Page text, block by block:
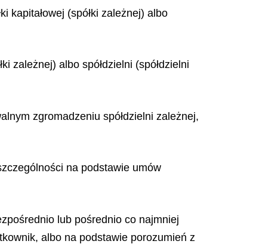
kapitałowej (spółki zależnej) albo
zależnej) albo spółdzielni (spółdzielni
zgromadzeniu spółdzielni zależnej,
na podstawie umów
lub pośrednio co najmniej
albo na podstawie porozumień z